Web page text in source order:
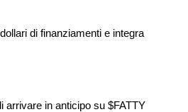
di finanziamenti e integra
arrivare in anticipo su $FATTY